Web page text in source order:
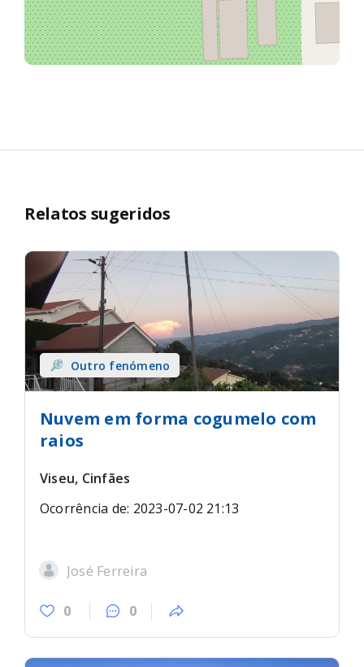
Relatos sugeridos
Outro fenómeno
Nuvem em forma cogumelo com
raios
Viseu, Cinfães
Ocorrência de: 2023-07-02 21:13
José Ferreira
0 0